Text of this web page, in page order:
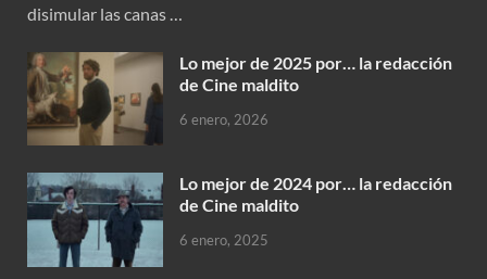
disimular las canas …
Lo mejor de 2025 por… la redacción
de Cine maldito
6 enero, 2026
Lo mejor de 2024 por… la redacción
de Cine maldito
6 enero, 2025